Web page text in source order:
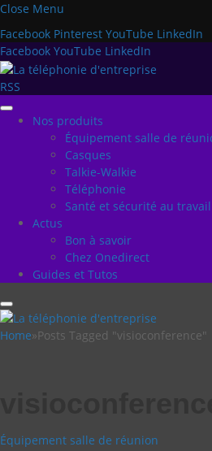
Close Menu
Facebook Pinterest YouTube LinkedIn
Facebook YouTube LinkedIn
RSS
Nos produits
Équipement salle de
Casques
Talkie-Walkie
Téléphonie
Santé et sécurité au travail
Actus
Bon à savoir
Chez Onedirect
Guides et Tutos
Home»Posts Tagged "visioconference"
Équipement salle de réunion